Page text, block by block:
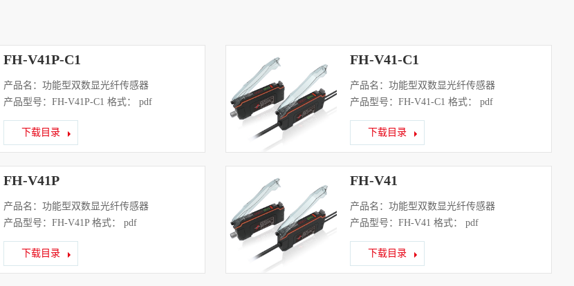
FH-V41P-C1
产品名：功能型双数显光纤传感器
产品型号：FH-V41P-C1 格式： pdf
下载目录
FH-V41-C1
产品名：功能型双数显光纤传感器
产品型号：FH-V41-C1 格式： pdf
下载目录
FH-V41P
产品名：功能型双数显光纤传感器
产品型号：FH-V41P 格式： pdf
下载目录
FH-V41
产品名：功能型双数显光纤传感器
产品型号：FH-V41 格式： pdf
下载目录